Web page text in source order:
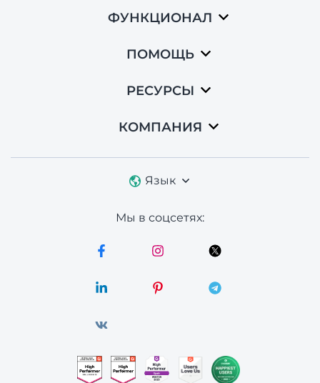
ФУНКЦИОНАЛ
ПОМОЩЬ
РЕСУРСЫ
КОМПАНИЯ
Язык
Мы в соцсетях: